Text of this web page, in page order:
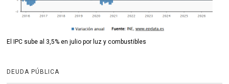
El IPC sube al 3,5% en julio por luz y combustibles
DEUDA PÚBLICA